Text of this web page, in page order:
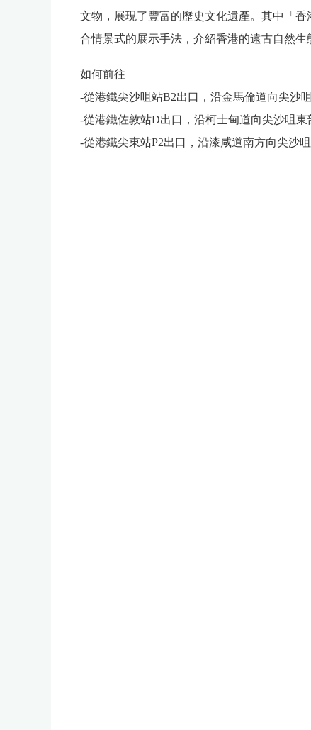
文物，展現了豐富的歷史文化遺產。其中「
合情景式的展示手法，介紹香港的遠古自然生
如何前往
-從港鐵尖沙咀站B2出口，沿金馬倫道向尖沙
-從港鐵佐敦站D出口，沿柯士甸道向尖沙咀東
-從港鐵尖東站P2出口，沿漆咸道南方向尖沙